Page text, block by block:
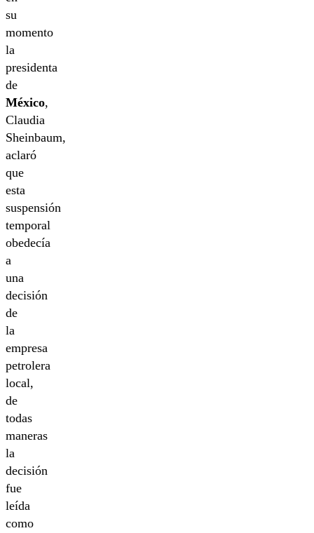
su
momento
la
presidenta
de
México,
Claudia
Sheinbaum,
aclaró
que
esta
suspensión
temporal
obedecía
a
una
decisión
de
la
empresa
petrolera
local,
de
todas
maneras
la
decisión
fue
leída
como